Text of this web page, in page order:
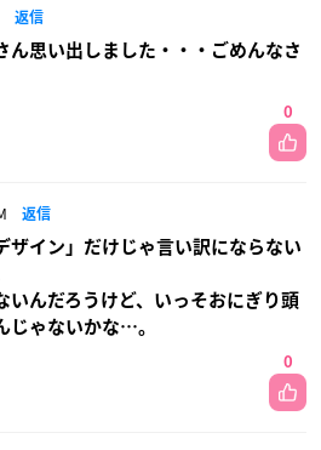
返信
ん思い出しました・・・ごめんなさ
0
返信
ザイン」だけじゃ言い訳にならない
いんだろうけど、いっそおにぎり頭
じゃないかな…。
0